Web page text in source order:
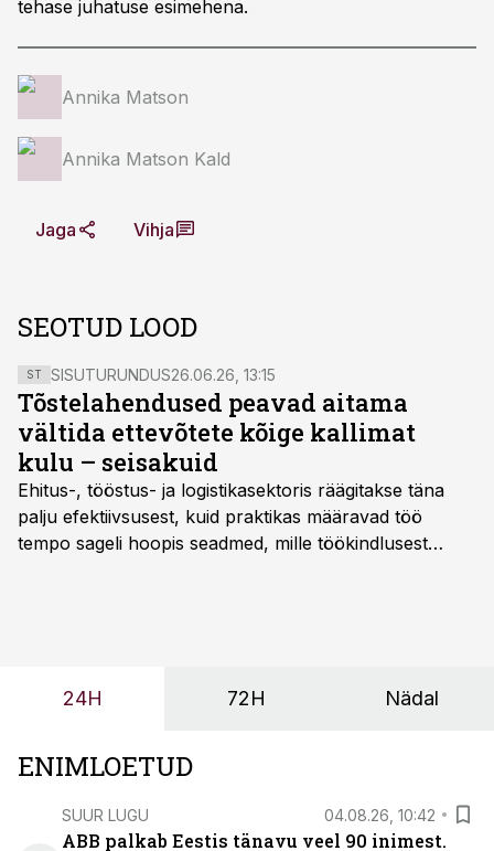
tehase juhatuse esimehena.
Annika Matson
Annika Matson Kald
Jaga Vihja
SEOTUD LOOD
ST SISUTURUNDUS26.06.26, 13:15
Tõstelahendused peavad aitama
vältida ettevõtete kõige kallimat
kulu – seisakuid
Ehitus-, tööstus- ja logistikasektoris räägitakse täna
palju efektiivsusest, kuid praktikas määravad töö
tempo sageli hoopis seadmed, mille töökindlusest
24H 72H Nädal
ENIMLOETUD
SUUR LUGU 04.08.26, 10:42
ABB palkab Eestis tänavu veel 90 inimest.